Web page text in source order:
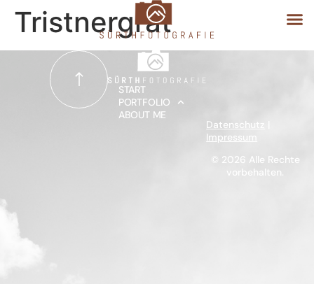
START
PORTFOLIO
Tristnergrat
Datenschutz
Impressum
© 2026 Alle Rechte
vorbehalten.
START
PORTFOLIO
ABOUT ME